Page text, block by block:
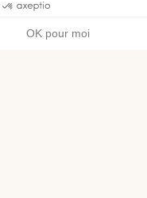
OK pour moi